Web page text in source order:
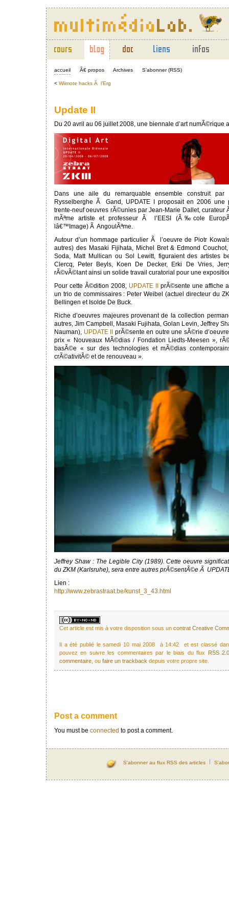
accueil Ã€ propos Archives S’abonner (RSS)
< Wiimote hacks Ã l’Erg
Update II
Du 20 avril au 06 juillet 2008, une biennale d’art numÃ©rique
Dans une aile du remarquable ensemble construit par
Rysselberghe Ã Gand, UPDATE I proposait en 2006 une
trente-neuf oeuvres rÃ©unies par Jean-Marie Dallet,
mÃªme artiste et professeur Ã l’EESI (Ã‰cole
lâ€™Image) Ã AngoulÃªme.
Autour d’un hommage particulier Ã l’oeuvre de Piotr
autres) des Masaki Fijihata, Michel Bret & Edmond
Soda, Matt Mullican ou Sol Lewitt, figuraient des artistes
Clercq, Peter Beyls, Koen De Decker, Erki De Vries,
rÃ©vÃ©lant ainsi un solide travail curatorial pour une
Pour cette Ã©dition 2008, UPDATE II
prÃ©sente une affiche
un trio de commissaires : Peter Weibel (actuel directeur du
Bellingen et Isolde De Buck.
Riche d’oeuvres majeures provenant de la collection
autres, Jim Campbell, Masaki Fujihata, Golan Levin, Jeffrey
Nauman), UPDATE II
prÃ©sente en outre une sÃ©rie
prix « Nouveaux MÃ©dias / Fondation Liedts-Meesen »,
basÃ©e « sur des technologies et mÃ©dias
crÃ©ativitÃ© et de renouveau ».
Jeffrey Shaw : The Legible City (1989). Cette oeuvre
du ZKM (Karlsruhe), sera entre autres prÃ©sentÃ©e Ã
Lien :
http://www.zebrastraat.be/kunst_3_43.html
Cet article est mis à votre disposition sous un contrat Creative
Il a été publié le samedi 10 mai 2008 à 14:42 et est classé
pouvez en suivre les commentaires par le biais du flux
RSS
commentaire , ou faire un trackback depuis votre propre site.
Post a comment
You must be connected to post a comment.
S'abonner au flux RSS des articles